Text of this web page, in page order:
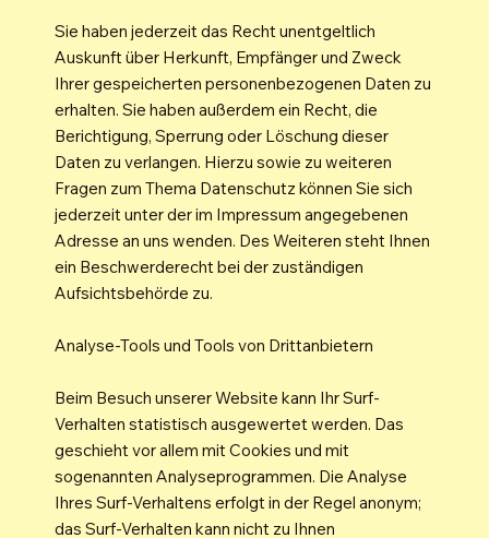
Sie haben jederzeit das Recht unentgeltlich
Auskunft über Herkunft, Empfänger und Zweck
Ihrer gespeicherten personenbezogenen Daten zu
erhalten. Sie haben außerdem ein Recht, die
Berichtigung, Sperrung oder Löschung dieser
Daten zu verlangen. Hierzu sowie zu weiteren
Fragen zum Thema Datenschutz können Sie sich
jederzeit unter der im Impressum angegebenen
Adresse an uns wenden. Des Weiteren steht Ihnen
ein Beschwerderecht bei der zuständigen
Aufsichtsbehörde zu.
Analyse-Tools und Tools von Drittanbietern
Beim Besuch unserer Website kann Ihr Surf-
Verhalten statistisch ausgewertet werden. Das
geschieht vor allem mit Cookies und mit
sogenannten Analyseprogrammen. Die Analyse
Ihres Surf-Verhaltens erfolgt in der Regel anonym;
das Surf-Verhalten kann nicht zu Ihnen